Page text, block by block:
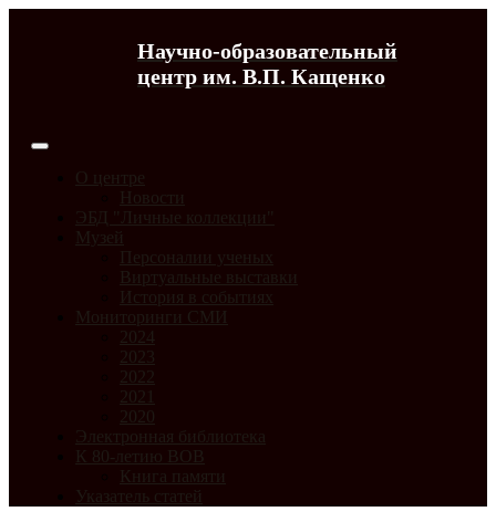
Научно-образовательный
центр им. В.П. Кащенко
О центре
Новости
ЭБД "Личные коллекции"
Музей
Персоналии ученых
Виртуальные выставки
История в событиях
Мониторинги СМИ
2024
2023
2022
2021
2020
Электронная библиотека
К 80-летию ВОВ
Книга памяти
Указатель статей